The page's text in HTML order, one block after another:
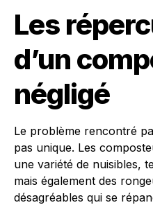
Les
d’un
négligé
Le problème rencontré
pas unique. Les
une variété de nuisibles,
mais également des
désagréables qui se